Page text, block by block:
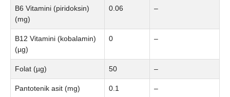
B6 Vitamini (piridoksin)
(mg)
0.06 –
B12 Vitamini (kobalamin)
(µg)
0 –
Folat (µg) 50 –
Pantotenik asit (mg) 0.1 –